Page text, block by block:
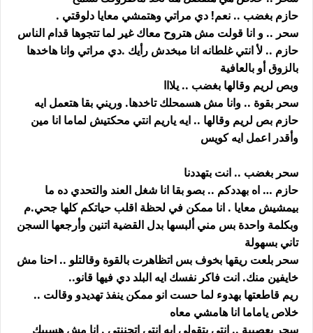
حازم بغضب .. نعم! دي مراتي وهتمشي معايا دلوقتي .
سحر .. و انا قولت مش هتروح معاك غير لما تتجوها قدام الناس
حازم .. لأ انتي غلطانه انا مبخدش رأيك .دي مراتي وانا هاخدها
بالزوق أو بالعافية
وبص لريم وقالها بغضب .. يلااا
سحر بقوة .. وانا مش هسمحلك تاخدها. وريني بقا هتعمل ايه
حازم بص لريم وقالها .. ايه ياريم انتي محكتيش لماما انا مين
وأقدر اعمل ايه كويس
سحر بغضب .. انت بتهددنا
حازم … اه بهددكم .. بصو بقا انا شغل العند والتحدي ده ما
بيمشيش معايا . انا ممكن في لحظة اقلب حياتكم كلها جحي.م
وبكلمة واحدة بس مني ألبسها بدل القضية اتنين وأرجعها السجن
تاني بسهولة
سحر بلعت ريقها بخوف بس اتظاهرت بالقوة وقالتلو .. احنا مش
خايفين منك. انت فاكر نفسك ايه البلد دي فيها قانو..
ريم قاطعتها بهدوء لما حست انو ممكن ينفذ تهديدو وقالت ..
خلاص ياماما انا هامشي معاه
سحر بعصبية .. انتي بتقولي ايه انتي اتجننتي . انا مش هسيبك